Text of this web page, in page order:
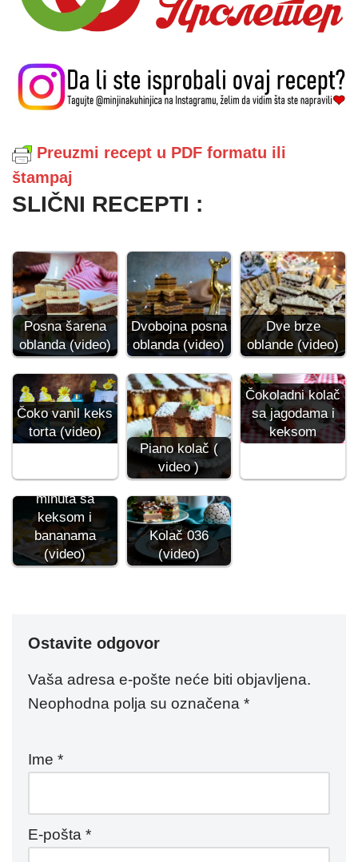
Preuzmi recept u PDF formatu ili
štampaj
SLIČNI RECEPTI :
Posna šarena
oblanda (video)
Dvobojna posna
oblanda (video)
Dve brze
oblande (video)
Čoko vanil keks
torta (video)
Piano kolač (
video )
Čokoladni kolač
sa jagodama i
keksom
Kolač za 15
minuta sa
keksom i
bananama
(video)
Kolač 036
(video)
Ostavite odgovor
Vaša adresa e-pošte neće biti objavljena.
Neophodna polja su označena *
Ime *
E-pošta *